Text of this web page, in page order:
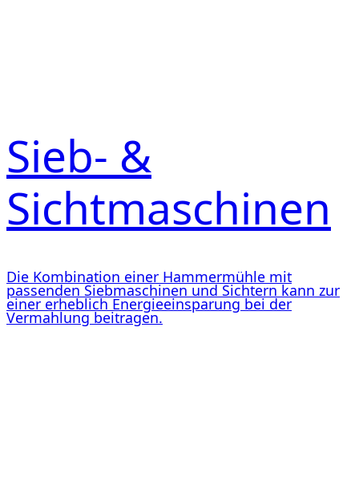
Sieb- &
Sichtmaschinen
Die Kombination einer Hammermühle mit
passenden Siebmaschinen und Sichtern kann zur
einer erheblich Energieeinsparung bei der
Vermahlung beitragen.